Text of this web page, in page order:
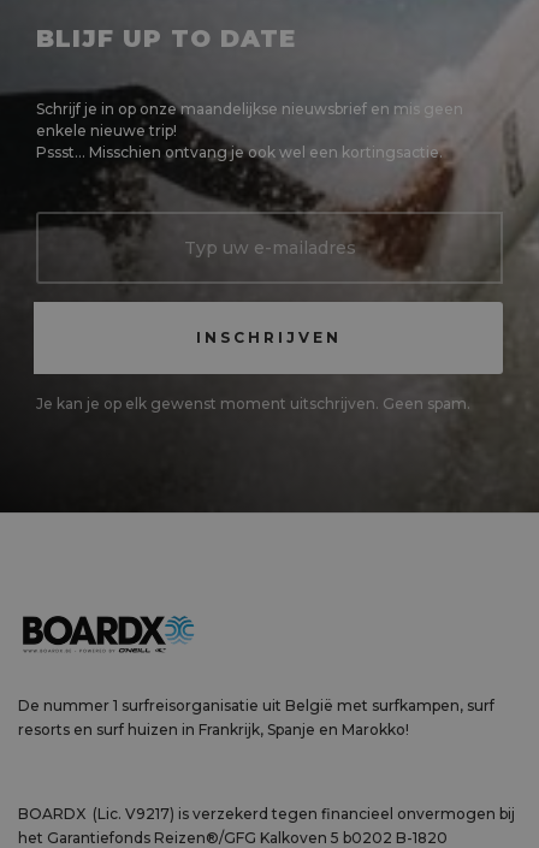
BLIJF UP TO DATE
Schrijf je in op onze maandelijkse nieuwsbrief en mis geen
enkele nieuwe trip!
Pssst... Misschien ontvang je ook wel een kortingsactie.
Je kan je op elk gewenst moment uitschrijven. Geen spam.
De nummer 1 surfreisorganisatie uit België met surfkampen, surf
resorts en surf huizen in Frankrijk, Spanje en Marokko!
BOARDX (Lic. V9217) is verzekerd tegen financieel onvermogen bij
het Garantiefonds Reizen®/GFG Kalkoven 5 b0202 B-1820